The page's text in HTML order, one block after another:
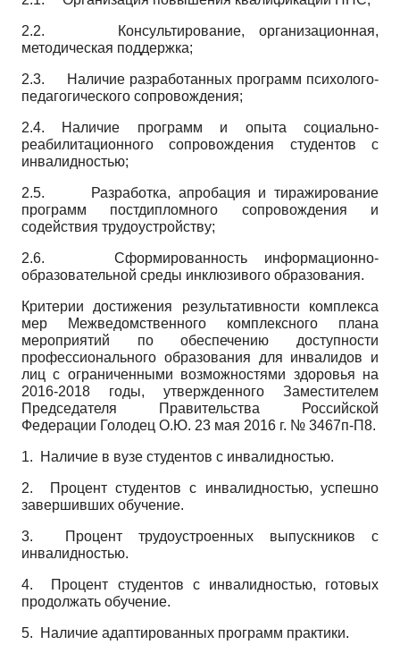
2.2. Консультирование, организационная,
методическая поддержка;
2.3. Наличие разработанных программ психолого-
педагогического сопровождения;
2.4. Наличие программ и опыта социально-
реабилитационного сопровождения студентов с
инвалидностью;
2.5.
Разработка, апробация и тиражирование
программ постдипломного сопровождения и
содействия трудоустройству;
2.6. Сформированность информационно­
образовательной среды инклюзивого образования.
Критерии достижения результативности комплекса
мер Межведомственного комплексного плана
мероприятий по обеспечению доступности
профессионального образования для инвалидов и
лиц с ограниченными возможностями здоровья на
2016-2018 годы, утвержденного Заместителем
Председателя Правительства Российской
Федерации Голодец О.Ю. 23 мая 2016 г. № 3467п-П8.
1. Наличие в вузе студентов с инвалидностью.
2. Процент студентов с инвалидностью, успешно
завершивших обучение.
3. Процент трудоустроенных выпускников с
инвалидностью.
4. Процент студентов с инвалидностью, готовых
продолжать обучение.
5. Наличие адаптированных программ практики.